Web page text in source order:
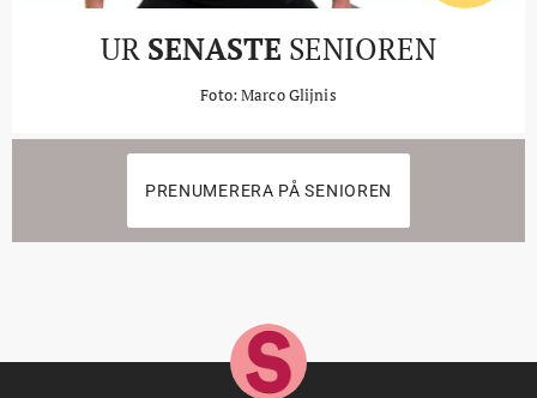
UR SENASTE SENIOREN
Foto: Marco Glijnis
PRENUMERERA PÅ SENIOREN